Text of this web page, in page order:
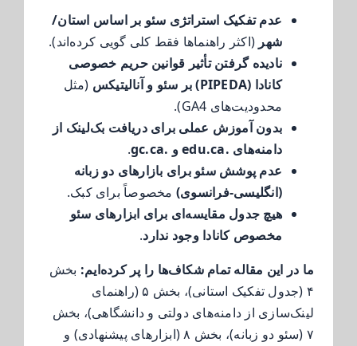
عدم تفکیک استراتژی سئو بر اساس استان/
شهر (اکثر راهنماها فقط کلی گویی کرده‌اند).
نادیده گرفتن تأثیر قوانین حریم خصوصی
کانادا (PIPEDA) بر سئو و آنالیتیکس
(مثل
محدودیت‌های GA4).
بدون آموزش عملی برای دریافت بک‌لینک از
دامنه‌های .edu.ca و .gc.ca
.
عدم پوشش سئو برای بازارهای دو زبانه
(انگلیسی-فرانسوی) مخصوصاً برای کبک.
هیچ جدول مقایسه‌ای برای ابزارهای سئو
مخصوص کانادا وجود ندارد.
ما در این مقاله تمام شکاف‌ها را پر کرده‌ایم: بخش
۴ (جدول تفکیک استانی)، بخش ۵ (راهنمای
لینک‌سازی از دامنه‌های دولتی و دانشگاهی)، بخش
۷ (سئو دو زبانه)، بخش ۸ (ابزارهای پیشنهادی) و